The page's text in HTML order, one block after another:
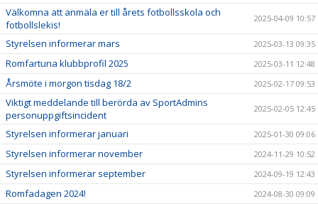
Välkomna att anmäla er till årets fotbollsskola och
fotbollslekis!
2025-04-09 10:57
Styrelsen informerar mars 2025-03-13 09:35
Romfartuna klubbprofil 2025 2025-03-11 12:48
Årsmöte i morgon tisdag 18/2 2025-02-17 09:53
Viktigt meddelande till berörda av SportAdmins
personuppgiftsincident
2025-02-05 12:45
Styrelsen informerar januari 2025-01-30 09:06
Styrelsen informerar november 2024-11-29 10:52
Styrelsen informerar september 2024-09-19 12:43
Romfadagen 2024! 2024-08-30 09:09